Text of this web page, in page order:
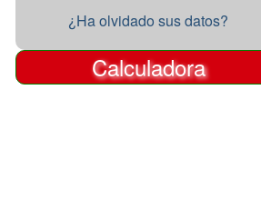
¿Ha olvidado sus datos?
Calculadora